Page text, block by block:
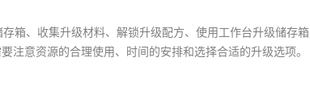
箱、收集升级材料、解锁升级配方、使用工作台升级储存箱
意资源的合理使用、时间的安排和选择合适的升级选项。